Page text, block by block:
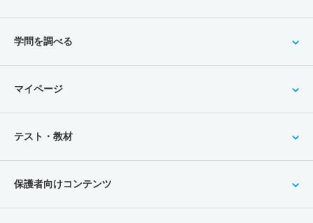
学問を調べる
マイページ
テスト・教材
保護者向けコンテンツ